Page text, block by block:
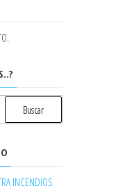
INCENDIOS